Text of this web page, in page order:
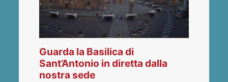
Guarda la Basilica di
Sant’Antonio in diretta dalla
nostra sede